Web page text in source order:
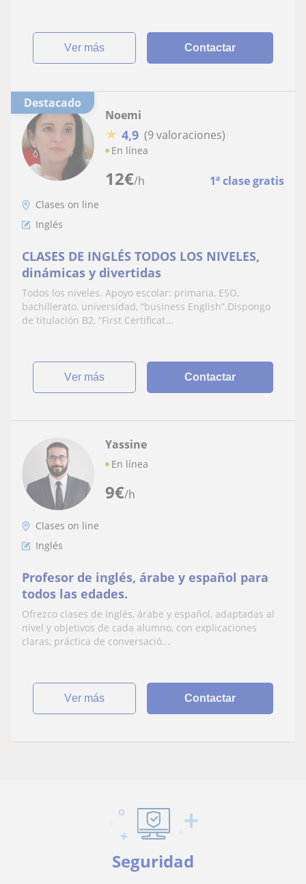
ver más Contactar
Destacado
12€/h 1ª clase gratis
Noemi
★ 4,9 (9 valoraciones)
En línea
Clases on line
Inglés
CLASES DE INGLÉS TODOS LOS NIVELES,
dinámicas y divertidas
Todos los niveles. Apoyo escolar: primaria, ESO,
bachillerato, universidad, “business English”.Dispongo
de titulación B2, “First Certificat...
ver más Contactar
9€/h
Yassine
En línea
Clases on line
Inglés
Profesor de inglés, árabe y español para
todos las edades.
Ofrezco clases de inglés, árabe y español, adaptadas al
nivel y objetivos de cada alumno, con explicaciones
claras, práctica de conversació...
ver más Contactar
Seguridad